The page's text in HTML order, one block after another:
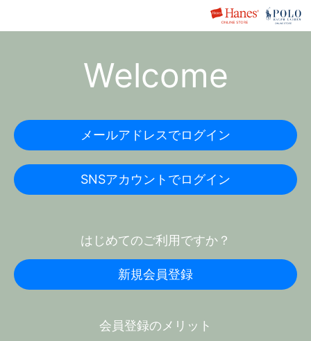
Welcome
メールアドレスでログイン
SNSアカウントでログイン
はじめてのご利用ですか？
新規会員登録
会員登録のメリット